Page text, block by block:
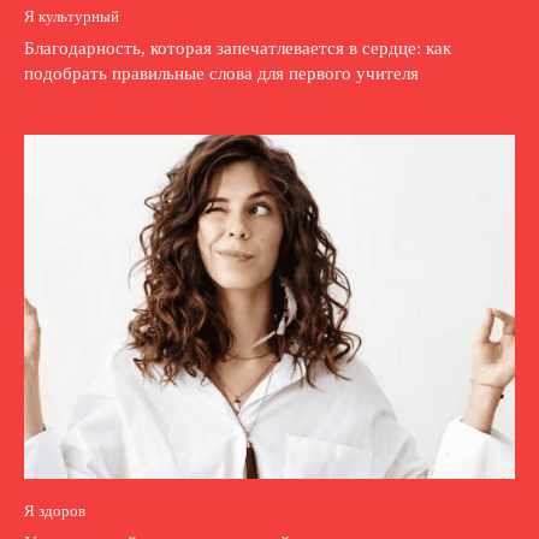
Я культурный
Благодарность, которая запечатлевается в сердце: как
подобрать правильные слова для первого учителя
Я здоров